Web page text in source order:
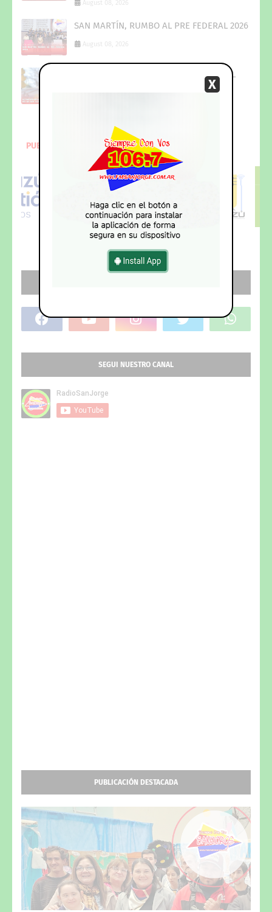
August 08, 2026
SAN MARTÍN, RUMBO AL PRE FEDERAL 2026
August 08, 2026
ACOMPAÑAMOS A LA COMUNIDAD EN EL
PUBLICITEAQUI....!!!-Whatsapp_+543774551238-
DESCARGANUESTRA NUEVA
SEGUI NUESTRO CANAL
PUBLICACIÓN DESTACADA
X